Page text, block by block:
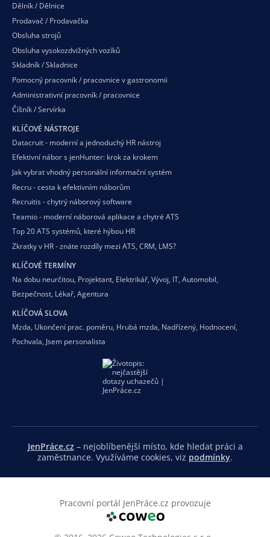
Dělník / Dělnice
Prodavač / Prodavačka
Obsluha strojů
Obsluha vysokozdvižných vozíků
Skladník / Skladnice
Pomocný pracovník / pracovnice v gastronomii
Administrativní pracovník / pracovnice
Číšník / Servírka
KLÍČOVÉ NÁSTROJE
Datacruit - moderní a jednoduchý HR nástroj
Efektivní nábor s jenHunter: krok za krokem
Jak vybrat vhodný personální informační systém
Recru - cesta k efektivním náborům
Recruitis - chytrý náborový software
Teamio - moderní náborová aplikace a chytré ATS
Top 20 ATS systémů, které hýbou HR
Zkratky v HR - znáte rozdíly mezi ATS, CRM, LMS?
KLÍČOVÉ TERMÍNY
Na dobu neurčitou, Projektant, Elektrikář, Vývoj, IT, Automobil,
Bezpečnost, Lékař, Agentura
KLÍČOVÁ SLOVA
Mzda, Ukončení prac. poměru, Hrubá mzda, Nadřízený, Hodnocení,
Pochvala, Jsem personalista
JenPráce.cz– nejoblíbenější místo, kde hledat práci a
zaměstnance. Využíváme cookies, viz podmínky.
Pracovní portál JenPráce.cz provozuje